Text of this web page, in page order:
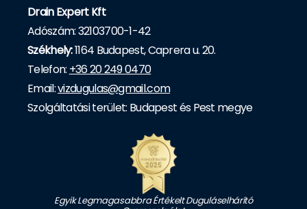
Drain Expert Kft
Adószám: 32103700-1-42
Székhely:1164 Budapest, Caprera u. 20.
Telefon: +36 20 249 0470
Email:vizdugulas@gmail.com
Szolgáltatási terület: Budapest és Pest megye
Egyik Legmagasabbra Értékelt Duguláselhárító